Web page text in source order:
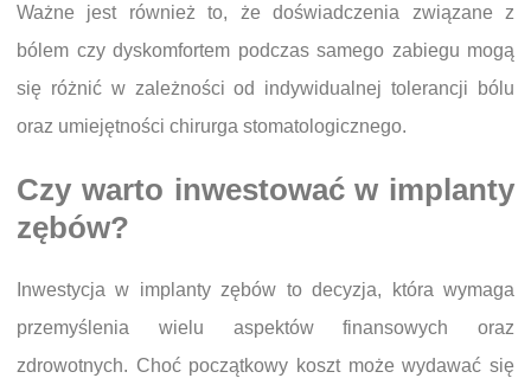
Ważne jest również to, że doświadczenia związane z
bólem czy dyskomfortem podczas samego zabiegu mogą
się różnić w zależności od indywidualnej tolerancji bólu
oraz umiejętności chirurga stomatologicznego.
Czy warto inwestować w implanty
zębów?
Inwestycja w implanty zębów to decyzja, która wymaga
przemyślenia wielu aspektów finansowych oraz
zdrowotnych. Choć początkowy koszt może wydawać się